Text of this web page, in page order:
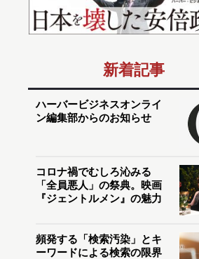
新着記事
ハーバービジネスオンライ
ン編集部からのお知らせ
コロナ禍でむしろ沁みる
「全員悪人」の祭典。映画
『ジェントルメン』の魅力
頻発する「検索汚染」とキ
ーワードによる検索の限界